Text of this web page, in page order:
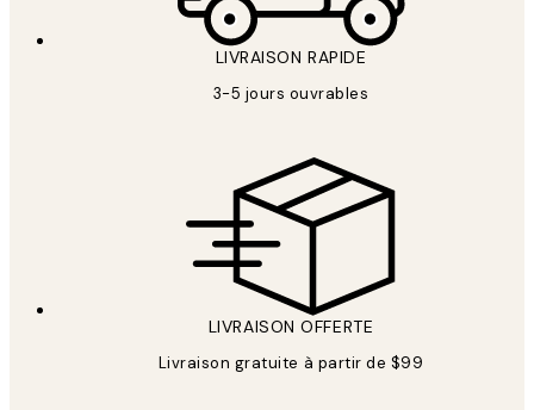
LIVRAISON RAPIDE
3-5 jours ouvrables
LIVRAISON OFFERTE
Livraison gratuite à partir de $99